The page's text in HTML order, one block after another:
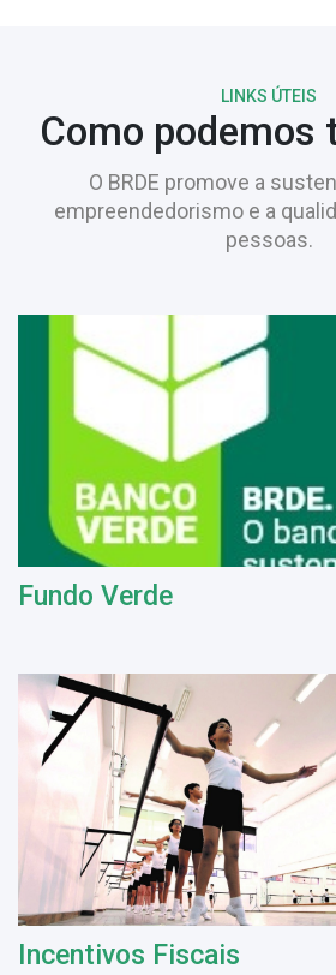
LINKS ÚTEIS
Como podemos
O BRDE promove a
empreendedorismo e a
pessoas.
Fundo Verde
Incentivos Fiscais